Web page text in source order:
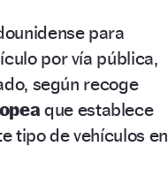
para
por vía pública,
según recoge
que establece
tipo de vehículos en